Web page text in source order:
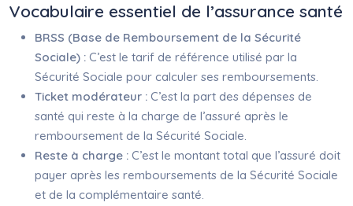
Vocabulaire essentiel de l’assurance santé
BRSS (Base de Remboursement de la Sécurité
Sociale) : C’est le tarif de référence utilisé par la
Sécurité Sociale pour calculer ses remboursements.
Ticket modérateur : C’est la part des dépenses de
santé qui reste à la charge de l’assuré après le
remboursement de la Sécurité Sociale.
Reste à charge : C’est le montant total que l’assuré doit
payer après les remboursements de la Sécurité Sociale
et de la complémentaire santé.